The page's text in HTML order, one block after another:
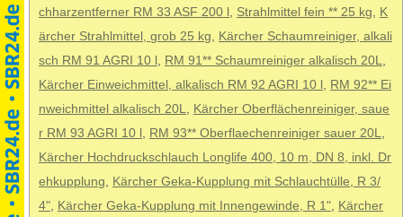
chharzentferner RM 33 ASF 200 l , Strahlmittel fein ** 25 kg, K
ärcher Strahlmittel, grob 25 kg, Kärcher Schaumreiniger, alkali
sch RM 91 AGRI 10 l , RM 91** Schaumreiniger alkalisch 20L,
Kärcher Einweichmittel, alkalisch RM 92 AGRI 10 l , RM 92** Ei
nweichmittel alkalisch 20L, Kärcher Oberflächenreiniger, saue
r RM 93 AGRI 10 l , RM 93** Oberflaechenreiniger sauer 20L,
Kärcher Hochdruckschlauch Longlife 400, 10 m, DN 8, inkl. Dr
ehkupplung, Kärcher Geka-Kupplung mit Schlauchtülle, R 3/
4", Kärcher Geka-Kupplung mit Innengewinde, R 1", Kärcher